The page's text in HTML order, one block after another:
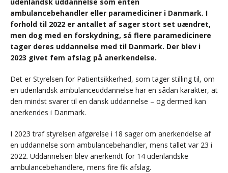
ambulancebehandler eller paramediciner i Danmark. I
forhold til 2022 er antallet af sager stort set uændret,
men dog med en forskydning, så flere paramedicinere
tager deres uddannelse med til Danmark. Der blev i
2023 givet fem afslag på anerkendelse.
Det er Styrelsen for Patientsikkerhed, som tager stilling til, om
en udenlandsk ambulanceuddannelse har en sådan karakter, at
den mindst svarer til en dansk uddannelse – og dermed kan
anerkendes i Danmark.
I 2023 traf styrelsen afgørelse i 18 sager om anerkendelse af
en uddannelse som ambulancebehandler, mens tallet var 23 i
2022. Uddannelsen blev anerkendt for 14 udenlandske
ambulancebehandlere, mens fire fik afslag.